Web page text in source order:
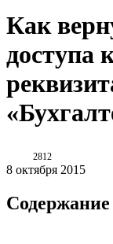
Как
доступа
2812
8 октября 2015
Содержание